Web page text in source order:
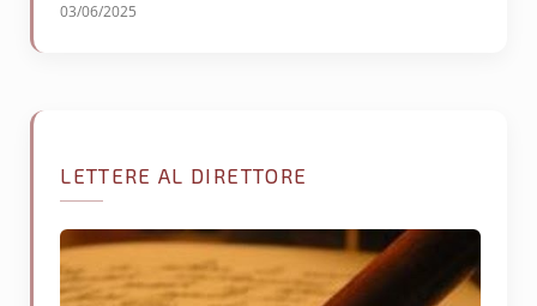
03/06/2025
LETTERE AL DIRETTORE